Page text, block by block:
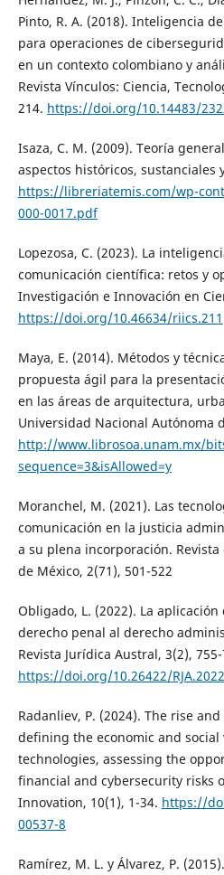
Pinto, R. A. (2018). Inteligencia
para operaciones de
en un contexto colombiano y
Revista Vínculos: Ciencia,
214. https://doi.org/10.14483/
Isaza, C. M. (2009). Teoría
aspectos históricos, sustanciales
https://libreriatemis.com/wp-
000-0017.pdf
Lopezosa, C. (2023). La
comunicación científica: retos y
Investigación e Innovación en
https://doi.org/10.46634/riics.211
Maya, E. (2014). Métodos y
propuesta ágil para la
en las áreas de arquitectura,
Universidad Nacional Autónoma
http://www.librosoa.unam.mx/
sequence=3&isAllowed=y
Moranchel, M. (2021). Las
comunicación en la justicia
a su plena incorporación.
de México, 2(71), 501-522
Obligado, L. (2022). La
derecho penal al derecho
Revista Jurídica Austral, 3(2),
https://doi.org/10.26422/
Radanliev, P. (2024). The rise
defining the economic and social
technologies, assessing the
financial and cybersecurity risks
Innovation, 10(1), 1-34. https://
00537-8
Ramírez, M. L. y Álvarez, P.